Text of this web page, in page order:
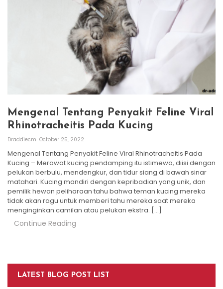
Mengenal Tentang Penyakit Feline Viral
Rhinotracheitis Pada Kucing
Draddiecm October 25, 2022
Mengenal Tentang Penyakit Feline Viral Rhinotracheitis Pada
Kucing – Merawat kucing pendamping itu istimewa, diisi dengan
pelukan berbulu, mendengkur, dan tidur siang di bawah sinar
matahari. Kucing mandiri dengan kepribadian yang unik, dan
pemilik hewan peliharaan tahu bahwa teman kucing mereka
tidak akan ragu untuk memberi tahu mereka saat mereka
menginginkan camilan atau pelukan ekstra. […]
Continue Reading
LATEST BLOG POST LIST